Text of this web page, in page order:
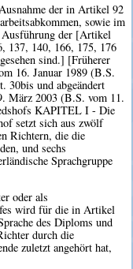
der in Artikel 92
sowie im
Ausführung der [Artikel
137, 140, 166, 175, 176
sind.] [Früherer
16. Januar 1989 (B.S.
30bis und abgeändert
März 2003 (B.S. vom 11.
KAPITEL I - Die
setzt sich aus zwölf
Richtern, die die
und sechs
Sprachgruppe
oder als
wird für die in Artikel
des Diploms und
durch die
zuletzt angehört hat,